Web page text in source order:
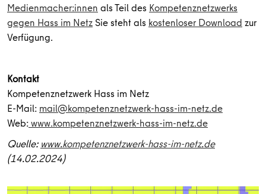
Medienmacher:innen als Teil des Kompetenznetzwerks
gegen Hass im NetzSie steht als kostenloser Download zur
Verfügung.
Kontakt
Kompetenznetzwerk Hass im Netz
E-Mail: mail@kompetenznetzwerk-hass-im-netz.de
Web:www.kompetenznetzwerk-hass-im-netz.de
Quelle: www.kompetenznetzwerk-hass-im-netz.de
(14.02.2024)